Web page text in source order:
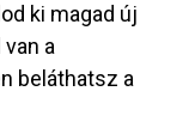
ki magad új
a
beláthatsz a